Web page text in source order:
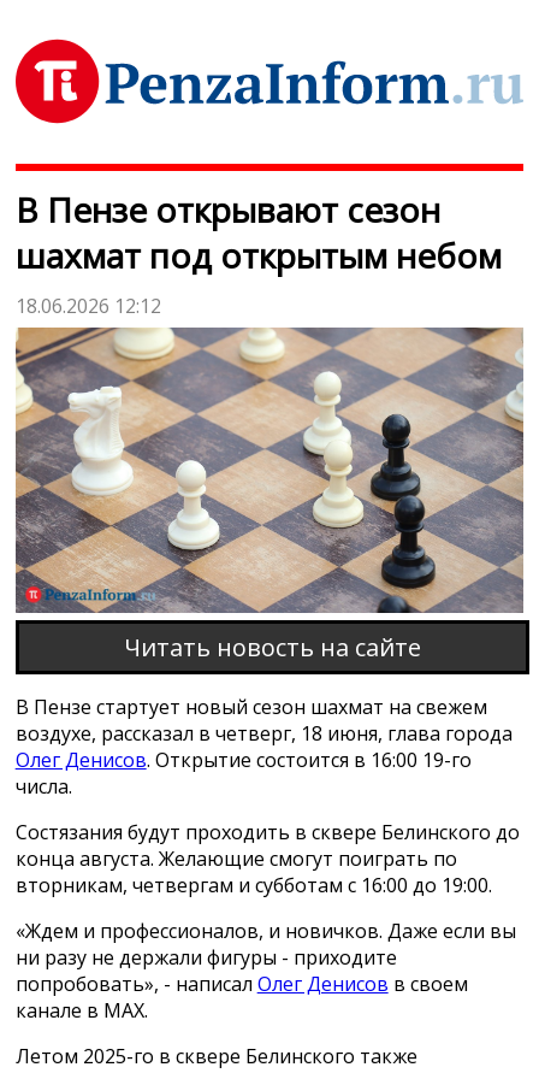
В Пензе открывают сезон
шахмат под открытым небом
18.06.2026 12:12
Читать новость на сайте
В Пензе стартует новый сезон шахмат на свежем
воздухе, рассказал в четверг, 18 июня, глава города
Олег Денисов. Открытие состоится в 16:00 19-го
числа.
Состязания будут проходить в сквере Белинского до
конца августа. Желающие смогут поиграть по
вторникам, четвергам и субботам с 16:00 до 19:00.
«Ждем и профессионалов, и новичков. Даже если вы
ни разу не держали фигуры - приходите
попробовать», - написал Олег Денисов в своем
канале в МАХ.
Летом 2025-го в сквере Белинского также